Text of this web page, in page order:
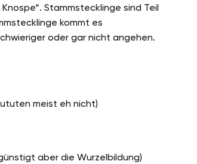
Stammstecklinge sind Teil
kommt es
oder gar nicht angehen.
meist eh nicht)
aber die Wurzelbildung)